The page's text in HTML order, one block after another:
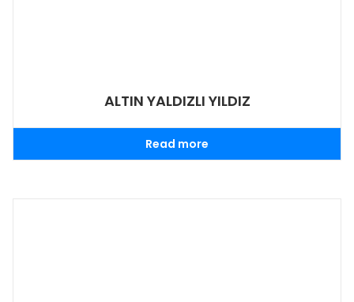
ALTIN YALDIZLI YILDIZ
Read more